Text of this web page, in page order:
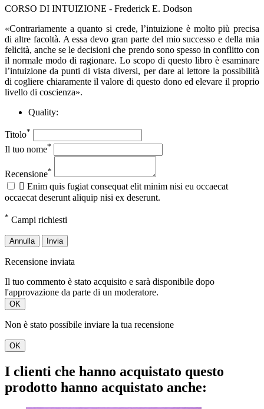
CORSO DI INTUIZIONE - Frederick E. Dodson
«Contrariamente a quanto si crede, l’intuizione è molto più precisa
di altre facoltà. A essa devo gran parte del mio successo e della mia
felicità, anche se le decisioni che prendo sono spesso in conflitto con
il normale modo di ragionare. Lo scopo di questo libro è esaminare
l’intuizione da punti di vista diversi, per dare al lettore la possibilità
di cogliere chiaramente il valore di questo dono ed elevare il proprio
livello di coscienza».
Quality:
Titolo*
Il tuo nome*
Recensione*
 Enim quis fugiat consequat elit minim nisi eu occaecat
occaecat deserunt aliquip nisi ex deserunt.
* Campi richiesti
Annulla Invia
Recensione inviata
Il tuo commento è stato acquisito e sarà disponibile dopo
l'approvazione da parte di un moderatore.
OK
Non è stato possibile inviare la tua recensione
OK
I clienti che hanno acquistato questo
prodotto hanno acquistato anche: